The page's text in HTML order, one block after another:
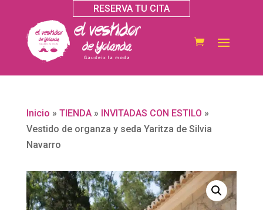
RESERVA TU CITA
Inicio » TIENDA» INVITADAS CON ESTILO »
Vestido de organza y seda Yaritza de Silvia
Navarro